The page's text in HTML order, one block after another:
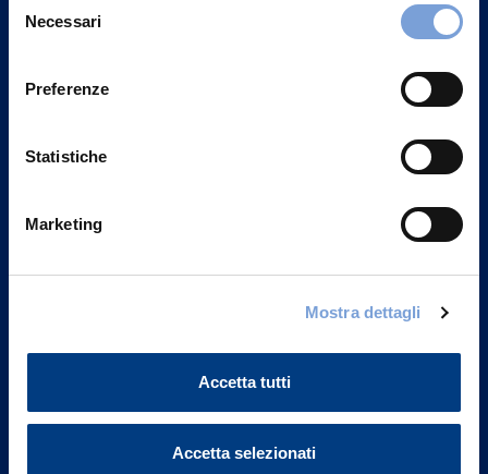
può trovare nel footer del sito nella sezione "Informativa
delNecessari
Preferenze
Statistiche
Marketing
Mostra dettagli
Accetta tutti
Accetta selezionati
Via Ignazio Gardella, 2